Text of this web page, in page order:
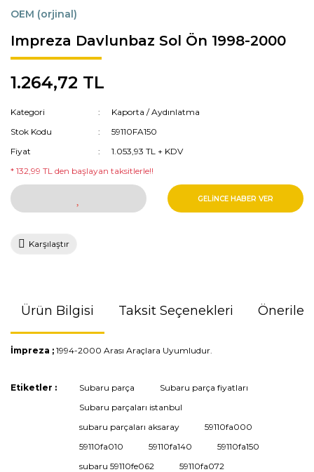
OEM (orjinal)
Impreza Davlunbaz Sol Ön 1998-2000
1.264,72 TL
Kategori
Kaporta / Aydınlatma
Stok Kodu
59110FA150
Fiyat
1.053,93 TL + KDV
* 132,99 TL den başlayan taksitlerle!!
GELİNCE HABER VER
Karşılaştır
Ürün Bilgisi Taksit Seçenekleri
İmpreza ; 1994-2000 Arası Araçlara Uyumludur.
Bu ürünün fiyat bilgisi, resim, ürün açıklamalarında ve diğer
kullanarak tarafımıza iletebilirsiniz.
Görüş ve önerileriniz için teşekkür ederiz.
Etiketler : Subaru parça
Subaru parça fiyatları
Subaru parçaları istanbul
subaru parçaları aksaray
59110fa000
59110fa010
59110fa140
59110fa150
subaru 59110fe062
59110fa072